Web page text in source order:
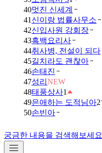
40멋진 신세계
41 신이랑 법률사무소
42신입사원 강회장
43흑백요리사
44취사병, 전설이 되다
45길치라도 괜찮아
46손태진
47성리 NEW
48태풍상사1
49은애하는 도적님아2
50손빈아
궁금한 내용을 검색해보세요